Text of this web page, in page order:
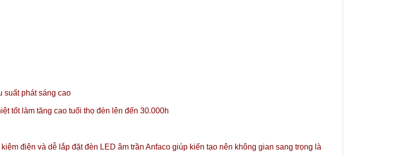
phát sáng cao
tốt làm tăng cao tuổi thọ đèn lên đến 30.000h
điện và dễ lắp đặt đèn LED âm trần Anfaco giúp kiến tạo nên không gian sang trọng là